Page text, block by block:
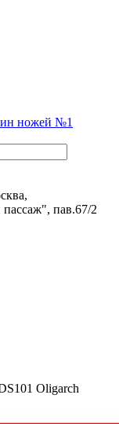
ножей №1
пав.67/2
Oligarch